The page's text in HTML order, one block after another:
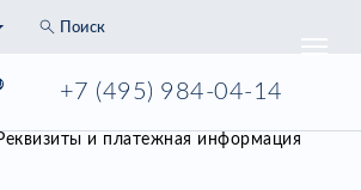
+7 (495) 984-04-14
Поиск
и платежная информация